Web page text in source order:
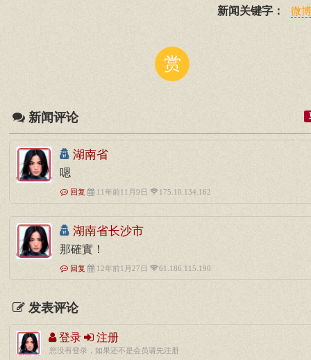
新闻关键字： 微
赏
新闻评论
湖南省
嗯
回复 11年前11月9日 175.10.134.162
湖南省长沙市
那確實！
回复 12年前1月27日 61.186.115.190
发表评论
登录 注册
您没有登录，如果还不是会员请先注册